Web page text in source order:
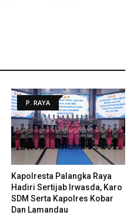
P. RAYA
Kapolresta Palangka Raya
Hadiri Sertijab Irwasda, Karo
SDM Serta Kapolres Kobar
Dan Lamandau